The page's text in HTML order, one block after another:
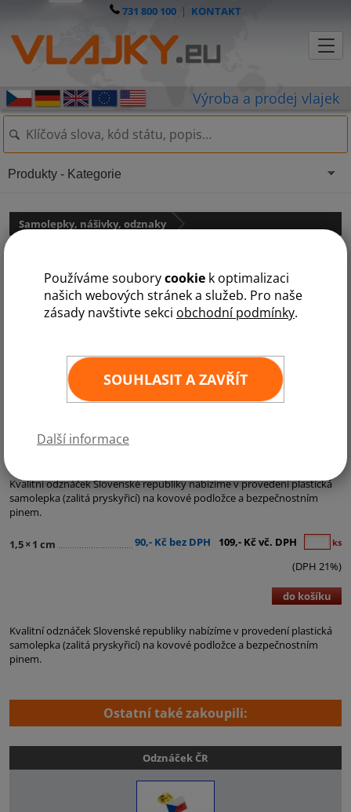
Používáme souborycookie k optimalizaci
našich webových stránek a služeb. Pro naše
zásady navštivte sekci obchodní podmínky.
SOUHLASIT A ZAVŘÍT
Další informace
731 800 100 | KONTAKT
Samolepky, nášivky, odznaky
Kategorie:Nášivky, odznáčky
Kvalitní odznáček Slovenské republiky nabízíme v provedení plastická
samolepka (zalitá pryskyřicí) na kovové podložce a bezpečnostním
pinem.
1,5× 1 cm 90,- Kč bez DPH 109,- Kč vč. DPH ks
(DPH 21%)
do košíku
Kvalitní odznáček Slovenské republiky nabízíme v provedení plastická
samolepka (zalitá pryskyřicí) na kovové podložce a bezpečnostním
pinem.
Ostatní také zakoupili:
Odznáček ČR
Produkty - Kategorie